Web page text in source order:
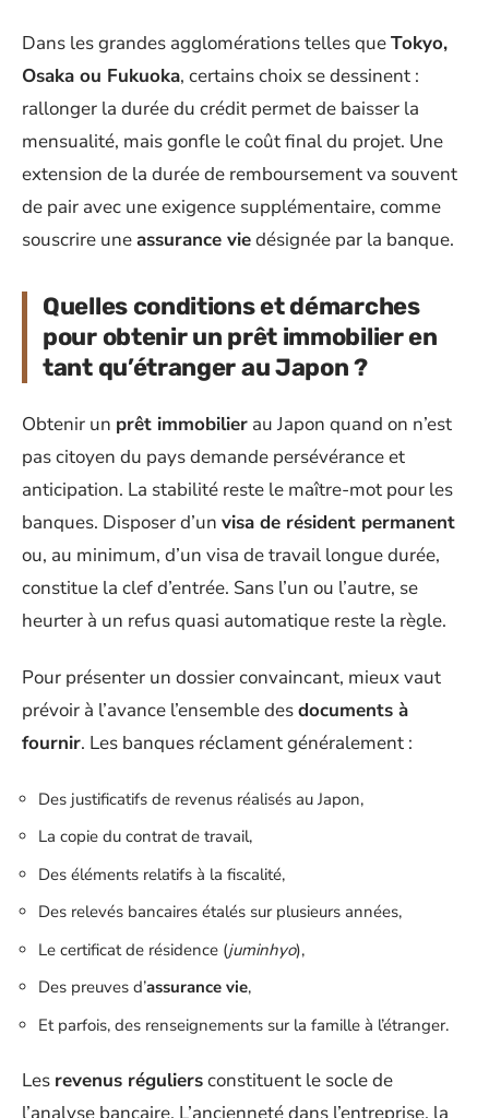
Dans les grandes agglomérations telles queTokyo,
Osaka ou Fukuoka, certains choix se dessinent :
rallonger la durée du crédit permet de baisser la
mensualité, mais gonfle le coût final du projet. Une
extension de la durée de remboursement va souvent
de pair avec une exigence supplémentaire, comme
souscrire uneassurance viedésignée par la banque.
Quelles conditions et démarches
pour obtenir un prêt immobilier en
tant qu’étranger au Japon ?
Obtenir un prêt immobilier au Japon quand on n’est
pas citoyen du pays demande persévérance et
anticipation. La stabilité reste le maître-mot pour les
banques. Disposer d’un visa de résident permanent
ou, au minimum, d’un visa de travail longue durée,
constitue la clef d’entrée. Sans l’un ou l’autre, se
heurter à un refus quasi automatique reste la règle.
Pour présenter un dossier convaincant, mieux vaut
prévoir à l’avance l’ensemble desdocuments à
fournir. Les banques réclament généralement :
Des justificatifs de revenus réalisés au Japon,
La copie du contrat de travail,
Des éléments relatifs à la fiscalité,
Des relevés bancaires étalés sur plusieurs années,
Le certificat de résidence (juminhyo),
Des preuves d’assurance vie,
Et parfois, des renseignements sur la famille à l’étranger.
Les revenus réguliersconstituent le socle de